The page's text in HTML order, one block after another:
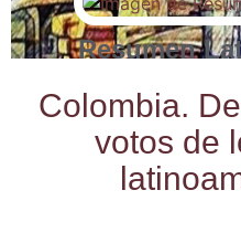
Resumen
Colom­bia.
votos de